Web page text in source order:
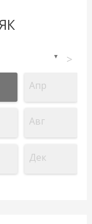
▼ >
Апр
Авг
Дек